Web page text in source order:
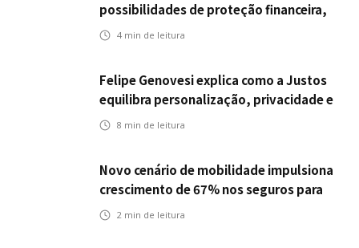
possibilidades de proteção financeira,
Icatu Seguros eleva capital segurado
4 min de leitura
Felipe Genovesi explica como a Justos
equilibra personalização, privacidade e
tecnologia
8 min de leitura
Novo cenário de mobilidade impulsiona
crescimento de 67% nos seguros para
veículos elétricos da Bradesco Seguros
2 min de leitura